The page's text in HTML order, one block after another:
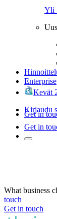
Yli
Enterprise
Kevät
Kirjaudu
Get in
Get in
What business
touch
Get in touch